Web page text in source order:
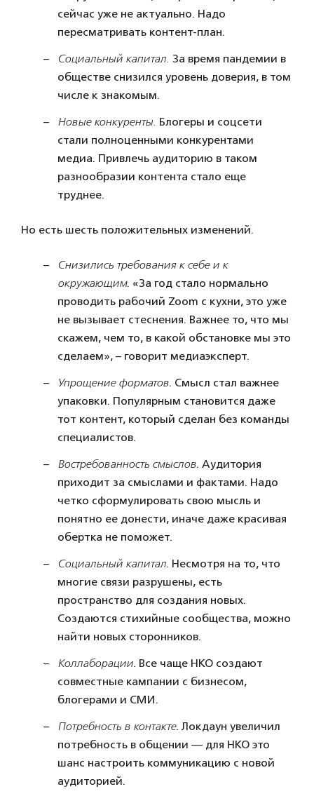
сейчас уже не актуально. Надо
пересматривать контент-план.
Социальный капитал. За время пандемии в
обществе снизился уровень доверия, в том
числе к знакомым.
Новые конкуренты. Блогеры и соцсети
стали полноценными конкурентами
медиа. Привлечь аудиторию в таком
разнообразии контента стало еще
труднее.
Но есть шесть положительных изменений.
Снизились требования к себе и к
окружающим. «За год стало нормально
проводить рабочий Zoom с кухни, это уже
не вызывает стеснения. Важнее то, что мы
скажем, чем то, в какой обстановке мы это
сделаем», – говорит медиаэксперт.
Упрощение форматов. Смысл стал важнее
упаковки. Популярным становится даже
тот контент, который сделан без команды
специалистов.
Востребованность смыслов. Аудитория
приходит за смыслами и фактами. Надо
четко сформулировать свою мысль и
понятно ее донести, иначе даже красивая
обертка не поможет.
Социальный капитал. Несмотря на то, что
многие связи разрушены, есть
пространство для создания новых.
Создаются стихийные сообщества, можно
найти новых сторонников.
Коллаборации. Все чаще НКО создают
совместные кампании с бизнесом,
блогерами и СМИ.
Потребность в контакте. Локдаун увеличил
потребность в общении — для НКО это
шанс настроить коммуникацию с новой
аудиторией.